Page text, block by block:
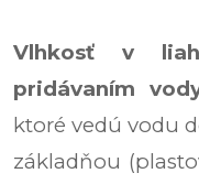
Vlhkosť v
pridávaním
ktoré vedú vodu
základňou